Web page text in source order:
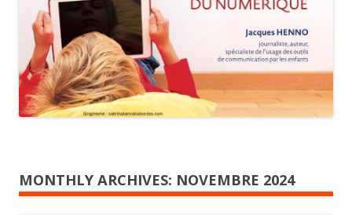
MONTHLY ARCHIVES: NOVEMBRE 2024